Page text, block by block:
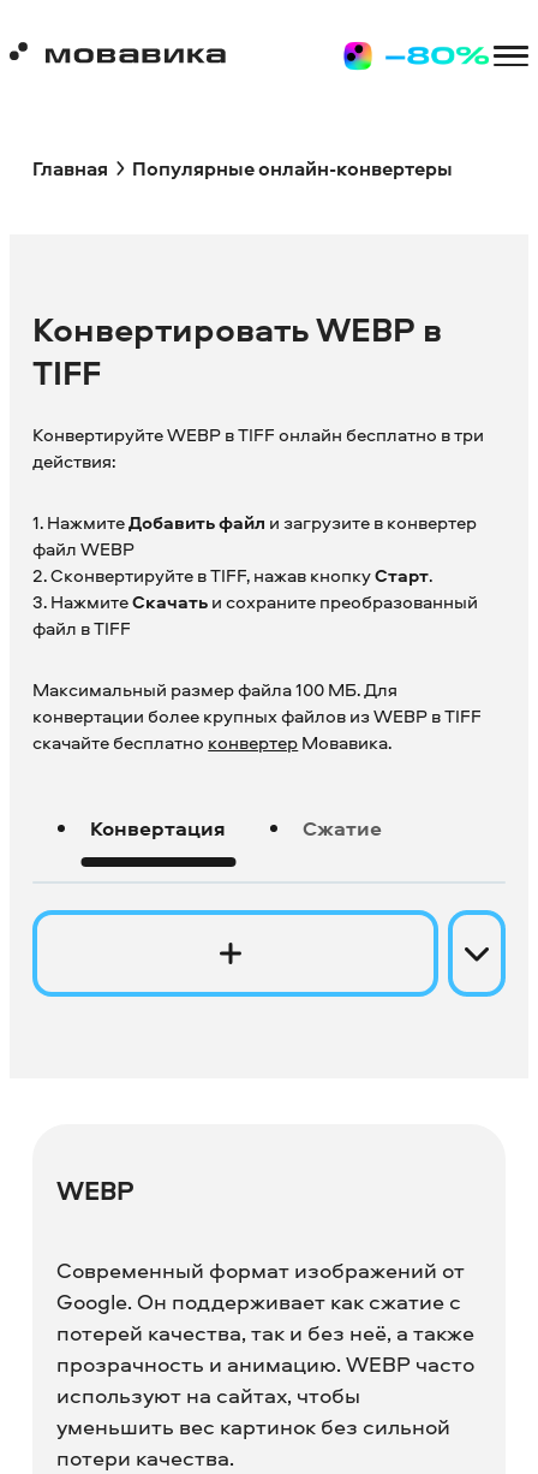
Главная Популярные онлайн-конвертеры
Конвертировать WEBP в
TIFF
Конвертируйте WEBP в TIFF онлайн бесплатно в три
действия:
1. НажмитеДобавить файл и загрузите в конвертер
файл WEBP
2. Сконвертируйте в TIFF, нажав кнопкуСтарт.
3. НажмитеСкачатьи сохраните преобразованный
файл в TIFF
Максимальный размер файла 100 МБ. Для
конвертации более крупных файлов из WEBP в TIFF
скачайте бесплатно конвертерМовавика.
Конвертация Сжатие
WEBP
Современный формат изображений от
Google. Он поддерживает как сжатие с
потерей качества, так и без неё, а также
прозрачность и анимацию. WEBP часто
используют на сайтах, чтобы
уменьшить вес картинок без сильной
потери качества.